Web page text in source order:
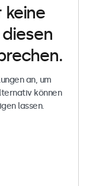
keine
an, um
können
lassen.